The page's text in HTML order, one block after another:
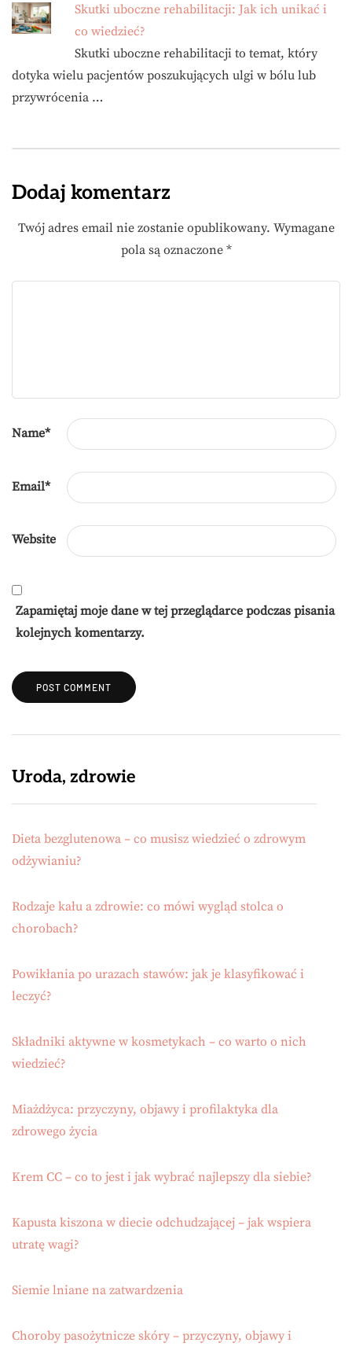
Skutki uboczne rehabilitacji: Jak ich unikać i
co wiedzieć?
Skutki uboczne rehabilitacji to temat, który
dotyka wielu pacjentów poszukujących ulgi w bólu lub
przywrócenia …
Dodaj komentarz
Twój adres email nie zostanie opublikowany. Wymagane
pola są oznaczone *
Name*
Email*
Website
Zapamiętaj moje dane w tej przeglądarce podczas pisania
kolejnych komentarzy.
Uroda, zdrowie
Dieta bezglutenowa – co musisz wiedzieć o zdrowym
odżywianiu?
Rodzaje kału a zdrowie: co mówi wygląd stolca o
chorobach?
Powikłania po urazach stawów: jak je klasyfikować i
leczyć?
Składniki aktywne w kosmetykach – co warto o nich
wiedzieć?
Miażdżyca: przyczyny, objawy i profilaktyka dla
zdrowego życia
Krem CC – co to jest i jak wybrać najlepszy dla siebie?
Kapusta kiszona w diecie odchudzającej – jak wspiera
utratę wagi?
Siemie lniane na zatwardzenia
Choroby pasożytnicze skóry – przyczyny, objawy i